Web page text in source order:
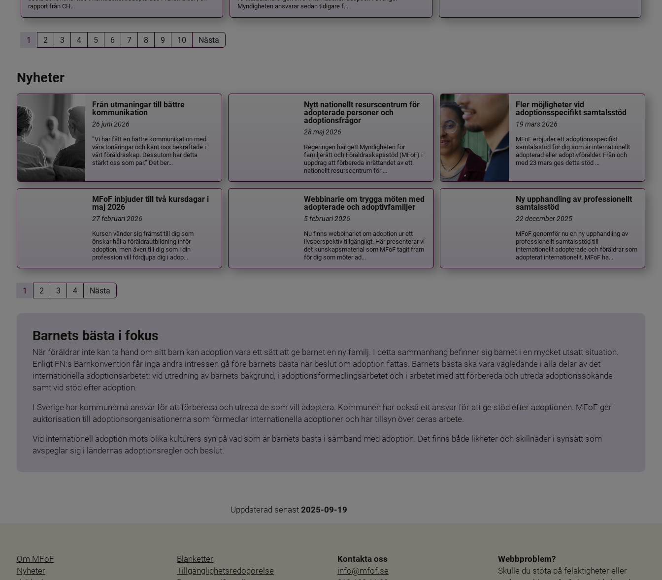
rapport från CH...
Myndigheten ansvarar sedan tidigare f...
1 2 3 4 5 6 7 8 9 10 Nästa
Nyheter
Från utmaningar till bättre
kommunikation
26 juni 2026
”Vi har fått en bättre kommunikation med
våra tonåringar och känt oss bekräftade i
vårt föräldraskap. Dessutom har detta
stärkt oss som par.” Det ber...
Nytt nationellt resurscentrum för
adopterade personer och
adoptionsfrågor
28 maj 2026
Regeringen har gett Myndigheten för
familjerätt och Föräldraskapsstöd (MFoF) i
uppdrag att förbereda inrättandet av ett
nationellt resurscentrum för ...
Fler möjligheter vid
adoptionsspecifikt samtalsstöd
19 mars 2026
MFoF erbjuder ett adoptionsspecifikt
samtalsstöd för dig som är internationellt
adopterad eller adoptivförälder. Från och
med 23 mars ges detta stöd ...
MFoF inbjuder till två kursdagar i
maj 2026
27 februari 2026
Kursen vänder sig främst till dig som
önskar hålla föräldrautbildning inför
adoption, men även till dig som i din
profession vill fördjupa dig i adop...
Webbinarie om trygga möten med
adopterade och adoptivfamiljer
5 februari 2026
Nu finns webbinariet om adoption ur ett
livsperspektiv tillgängligt. Här presenterar vi
det kunskapsmaterial som MFoF tagit fram
för dig som möter ad...
Ny upphandling av professionellt
samtalsstöd
22 december 2025
MFoF genomför nu en ny upphandling av
professionellt samtalsstöd till
internationellt adopterade och föräldrar som
adopterat internationellt. MFoF ha...
1 2 3 4 Nästa
Barnets bästa i fokus
När föräldrar inte kan ta hand om sitt barn kan adoption vara ett sätt att ge barnet en ny familj. I detta sammanhang befinner sig barnet i en mycket utsatt situation.
Enligt FN:s Barnkonvention får inga andra intressen gå före barnets bästa när beslut om adoption fattas. Barnets bästa ska vara vägledande i alla delar av det
internationella adoptionsarbetet: vid utredning av barnets bakgrund, i adoptionsförmedlingsarbetet och i arbetet med att förbereda och utreda adoptionssökande
samt vid stöd efter adoption.
I Sverige har kommunerna ansvar för att förbereda och utreda de som vill adoptera. Kommunen har också ett ansvar för att ge stöd efter adoptionen. MFoF ger
auktorisation till adoptionsorganisationerna som förmedlar internationella adoptioner och har tillsyn över deras arbete.
Vid internationell adoption möts olika kulturers syn på vad som är barnets bästa i samband med adoption. Det finns både likheter och skillnader i synsätt som
avspeglar sig i ländernas adoptionsregler och beslut.
Uppdaterad senast 2025-09-19
Om MFoF
Nyheter
Blanketter
Tillgänglighetsredogörelse
Kontakta oss
info@mfof.se
Webbproblem?
Skulle du stöta på felaktigheter eller